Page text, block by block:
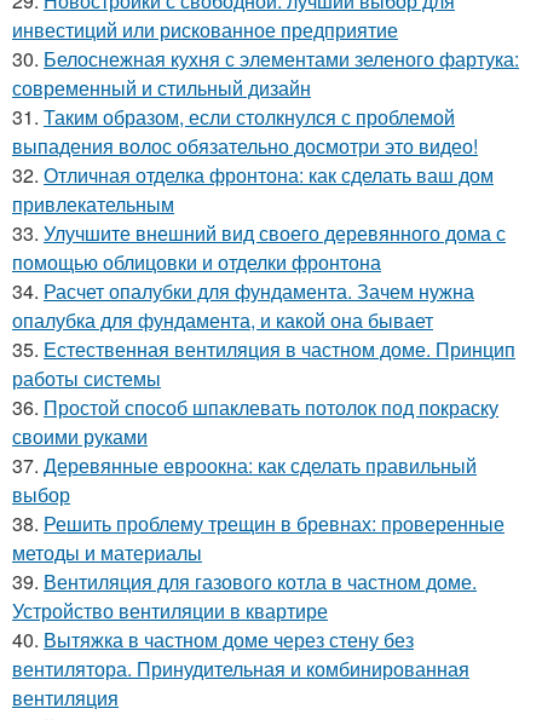
инвестиций или рискованное предприятие
30. Белоснежная кухня с элементами зеленого фартука:
современный и стильный дизайн
31. Таким образом, если столкнулся с проблемой
выпадения волос обязательно досмотри это видео!
32. Отличная отделка фронтона: как сделать ваш дом
привлекательным
33. Улучшите внешний вид своего деревянного дома с
помощью облицовки и отделки фронтона
34. Расчет опалубки для фундамента. Зачем нужна
опалубка для фундамента, и какой она бывает
35. Естественная вентиляция в частном доме. Принцип
работы системы
36. Простой способ шпаклевать потолок под покраску
своими руками
37. Деревянные евроокна: как сделать правильный
выбор
38. Решить проблему трещин в бревнах: проверенные
методы и материалы
39. Вентиляция для газового котла в частном доме.
Устройство вентиляции в квартире
40. Вытяжка в частном доме через стену без
вентилятора. Принудительная и комбинированная
вентиляция